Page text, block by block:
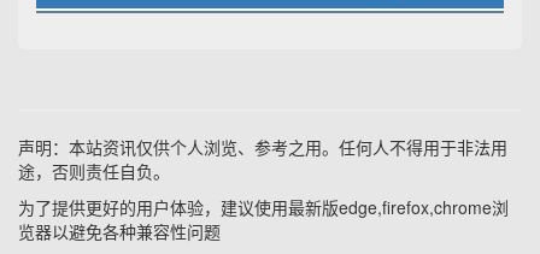
声明：本站资讯仅供个人浏览、参考之用。任何人不得用于非法用
途，否则责任自负。
为了提供更好的用户体验，建议使用最新版edge,firefox,chrome浏
览器以避免各种兼容性问题